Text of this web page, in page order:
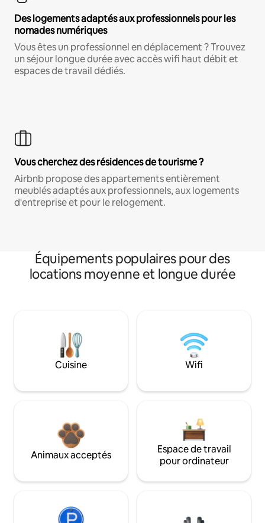
Des logements adaptés aux professionnels pour les
nomades numériques
Vous êtes un professionnel en déplacement ? Trouvez
un séjour longue durée avec accès wifi haut débit et
espaces de travail dédiés.
Vous cherchez des résidences de tourisme ?
Airbnb propose des appartements entièrement
meublés adaptés aux professionnels, aux logements
d'entreprise et pour le relogement.
Équipements populaires pour des
locations moyenne et longue durée
Cuisine Wifi
Animaux acceptés
Espace de travail
pour ordinateur